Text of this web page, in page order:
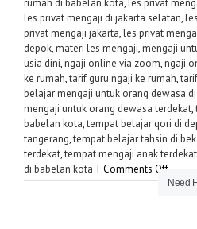
rumah di babelan kota,les privat
les privat mengaji di jakarta selatan,
privat mengaji jakarta,les privat
depok,materi les mengaji,mengaji
usia dini,ngaji online via zoom,ngaji
ke rumah,tarif guru ngaji ke rumah,
belajar mengaji untuk orang dewasa
mengaji untuk orang dewasa terdekat,
babelan kota,tempat belajar qori di
tangerang,tempat belajar tahsin di
terdekat,tempat mengaji anak
di babelan kota
Comments Offon
Need